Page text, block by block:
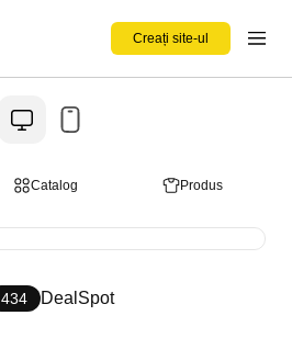
Creați site-ul
Catalog Produs
434 DealSpot